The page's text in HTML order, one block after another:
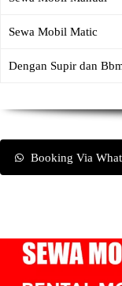
Sewa Mobil Matic
Dengan Supir dan
Booking Via